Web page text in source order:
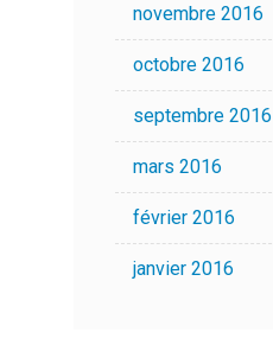
novembre 2016
octobre 2016
septembre 2016
mars 2016
février 2016
janvier 2016